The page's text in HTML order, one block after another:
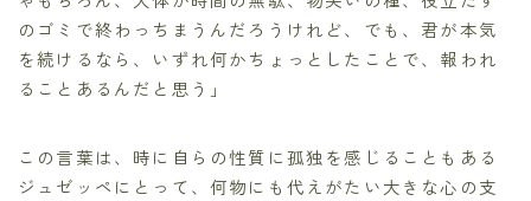
のゴミで終わっちまうんだろうけれど、でも、君が本気
を続けるなら、いずれ何かちょっとしたことで、報われ
ることあるんだと思う」
この言葉は、時に自らの性質に孤独を感じることもある
ジュゼッペにとって、何物にも代えがたい大きな心の支